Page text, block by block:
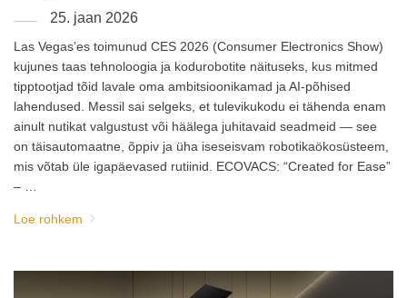
25. jaan 2026
Las Vegas’es toimunud CES 2026 (Consumer Electronics Show)
kujunes taas tehnoloogia ja kodurobotite näituseks, kus mitmed
tipptootjad tõid lavale oma ambitsioonikamad ja AI-põhised
lahendused. Messil sai selgeks, et tulevikukodu ei tähenda enam
ainult nutikat valgustust või häälega juhitavaid seadmeid — see
on täisautomaatne, õppiv ja üha iseseisvam robotikaökosüsteem,
mis võtab üle igapäevased rutiinid. ECOVACS: “Created for Ease”
– …
Loe rohkem